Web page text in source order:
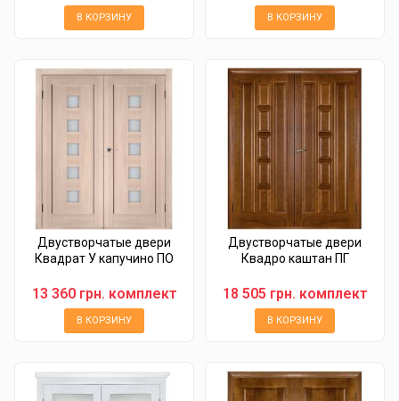
В КОРЗИНУ В КОРЗИНУ
Двустворчатые двери
Квадрат У капучино ПО
13 360 грн. комплект
В КОРЗИНУ
Двустворчатые двери
Квадро каштан ПГ
18 505 грн. комплект
В КОРЗИНУ